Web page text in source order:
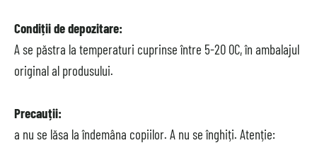
Condiții de depozitare:
A se păstra la temperaturi cuprinse între 5-20 0C, în ambalajul
original al produsului.
Precauții:
a nu se lăsa la îndemâna copiilor. A nu se înghiți. Atenție: